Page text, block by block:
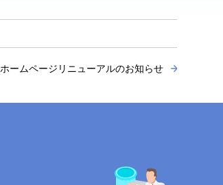
ホームページリニューアルのお知らせ